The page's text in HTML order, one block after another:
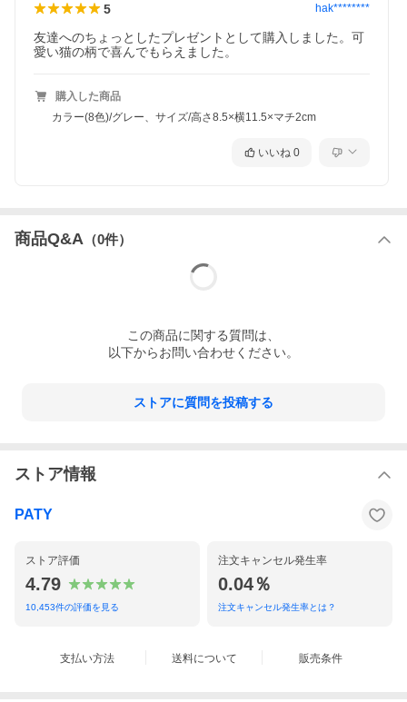
5 hak********
友達へのちょっとしたプレゼントとして購入しました。可
愛い猫の柄で喜んでもらえました。
購入した商品
カラー(8色)/グレー、サイズ/高さ8.5×横11.5×マチ2cm
いいね 0
商品Q&A （0件）
この商品に関する質問は、
以下からお問い合わせください。
ストアに質問を投稿する
ストア情報
PATY
ストア評価
4.79
10,453件の評価を見る
注文キャンセル発生率
0.04％
注文キャンセル発生率とは？
支払い方法 送料について 販売条件